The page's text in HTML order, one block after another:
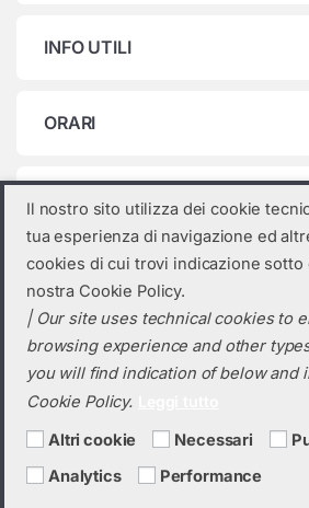
INFO UTILI
ORARI
Categorie prodotto
Seleziona una categoria
Hai bisogno di un
Il nostro sito utilizza dei cookie
tua esperienza di navigazione ed
cookies di cui trovi indicazione sotto
nostra Cookie Policy.
| Our site uses technical cookies to
browsing experience and other
you will find indication of below and
Cookie Policy.
Altri cookie Necessari
Analytics
Performance